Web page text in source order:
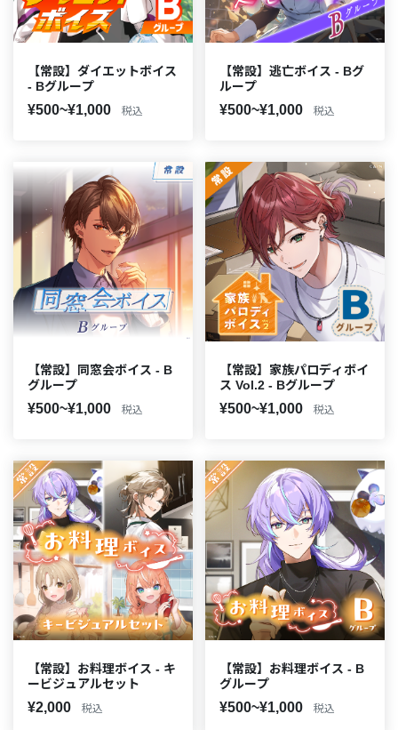
【常設】ダイエットボイス
- Bグループ
¥500~¥1,000 税込
【常設】逃亡ボイス - Bグ
ループ
¥500~¥1,000 税込
【常設】同窓会ボイス - B
グループ
¥500~¥1,000 税込
【常設】家族パロディボイ
ス Vol.2 - Bグループ
¥500~¥1,000 税込
【常設】お料理ボイス - キ
ービジュアルセット
¥2,000 税込
【常設】お料理ボイス - B
グループ
¥500~¥1,000 税込